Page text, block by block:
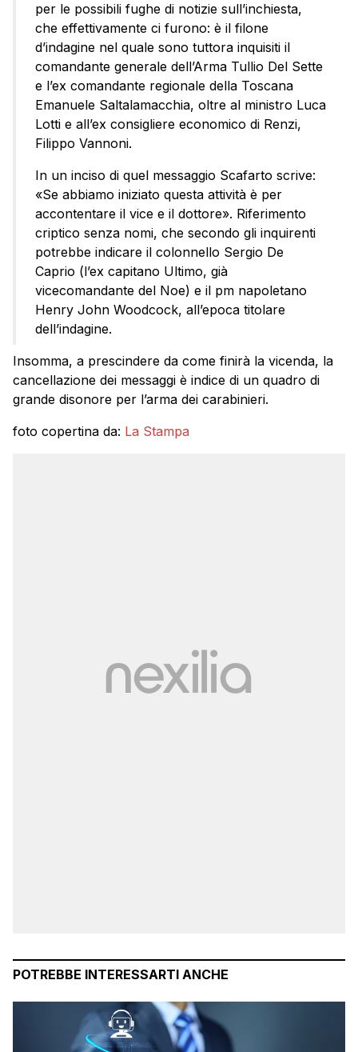
per le possibili fughe di notizie sull’inchiesta,
che effettivamente ci furono: è il filone
d’indagine nel quale sono tuttora inquisiti il
comandante generale dell’Arma Tullio Del Sette
e l’ex comandante regionale della Toscana
Emanuele Saltalamacchia, oltre al ministro Luca
Lotti e all’ex consigliere economico di Renzi,
Filippo Vannoni.
In un inciso di quel messaggio Scafarto scrive:
«Se abbiamo iniziato questa attività è per
accontentare il vice e il dottore». Riferimento
criptico senza nomi, che secondo gli inquirenti
potrebbe indicare il colonnello Sergio De
Caprio (l’ex capitano Ultimo, già
vicecomandante del Noe) e il pm napoletano
Henry John Woodcock, all’epoca titolare
dell’indagine.
Insomma, a prescindere da come finirà la vicenda, la
cancellazione dei messaggi è indice di un quadro di
grande disonore per l’arma dei carabinieri.
foto copertina da: La Stampa
POTREBBE INTERESSARTI ANCHE